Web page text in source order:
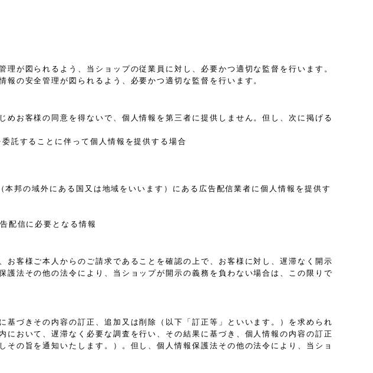
が図られるよう、当ショップの従業員に対し、必要かつ適切な監督を行います。
の安全管理が図られるよう、必要かつ適切な監督を行います。
お客様の同意を得ないで、個人情報を第三者に提供しません。但し、次に掲げる
託することに伴って個人情報を提供する場合
邦の域外にある国又は地域をいいます）にある広告配信業者に個人情報を提供す
配信に必要となる情報
客様ご本人からのご請求であることを確認の上で、お客様に対し、遅滞なく開示
法その他の法令により、当ショップが開示の義務を負わない場合は、この限りで
づきその内容の訂正、追加又は削除（以下「訂正等」といいます。）を求められ
おいて、遅滞なく必要な調査を行い、その結果に基づき、個人情報の内容の訂正
の旨を通知いたします。）。但し、個人情報保護法その他の法令により、当ショ